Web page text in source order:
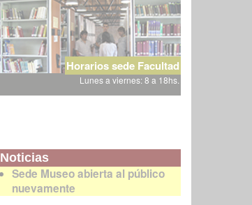
Horarios sede Facultad
Lunes a viernes: 8 a 18hs.
Noticias
Sede Museo abierta al público
nuevamente